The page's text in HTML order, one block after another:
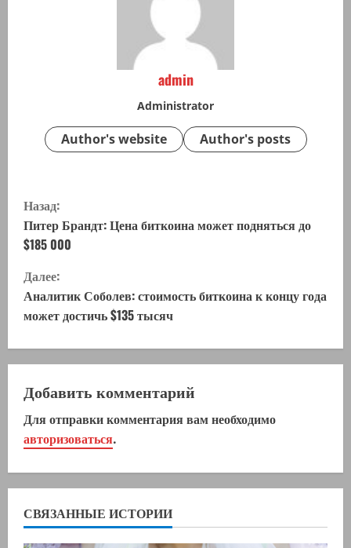
admin
Administrator
Author's website Author's posts
П
р
о
д
о
л
ж
и
т
ь
ч
Назад:
Питер Брандт: Цена биткоина может подняться до
$185 000
Далее:
Аналитик Соболев: стоимость биткоина к концу года
может достичь $135 тысяч
Добавить комментарий
Для отправки комментария вам необходимо
авторизоваться.
СВЯЗАННЫЕ ИСТОРИИ